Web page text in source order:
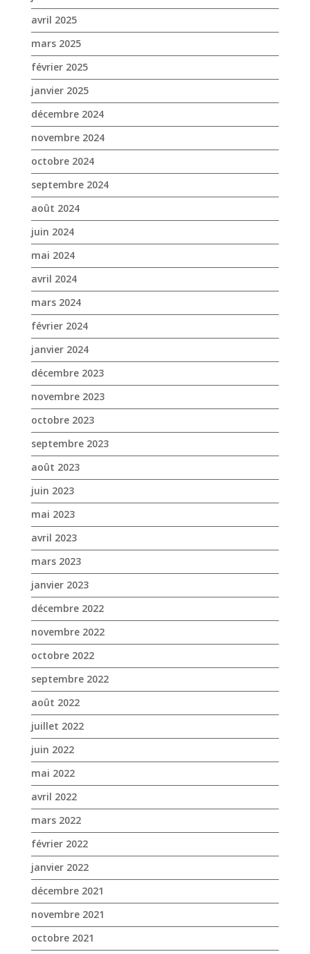
avril 2025
mars 2025
février 2025
janvier 2025
décembre 2024
novembre 2024
octobre 2024
septembre 2024
août 2024
juin 2024
mai 2024
avril 2024
mars 2024
février 2024
janvier 2024
décembre 2023
novembre 2023
octobre 2023
septembre 2023
août 2023
juin 2023
mai 2023
avril 2023
mars 2023
janvier 2023
décembre 2022
novembre 2022
octobre 2022
septembre 2022
août 2022
juillet 2022
juin 2022
mai 2022
avril 2022
mars 2022
février 2022
janvier 2022
décembre 2021
novembre 2021
octobre 2021